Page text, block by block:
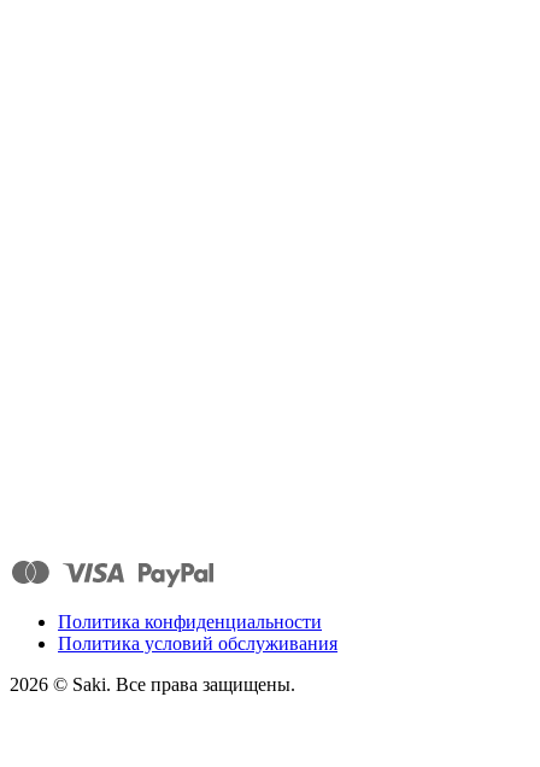
Политика конфиденциальности
Политика условий обслуживания
2026 © Saki. Все права защищены.